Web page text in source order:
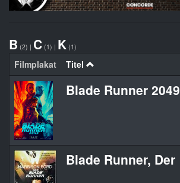
B (2) | C (1) | K (1)
Filmplakat Titel
Blade Runner 2049
Blade Runner, Der